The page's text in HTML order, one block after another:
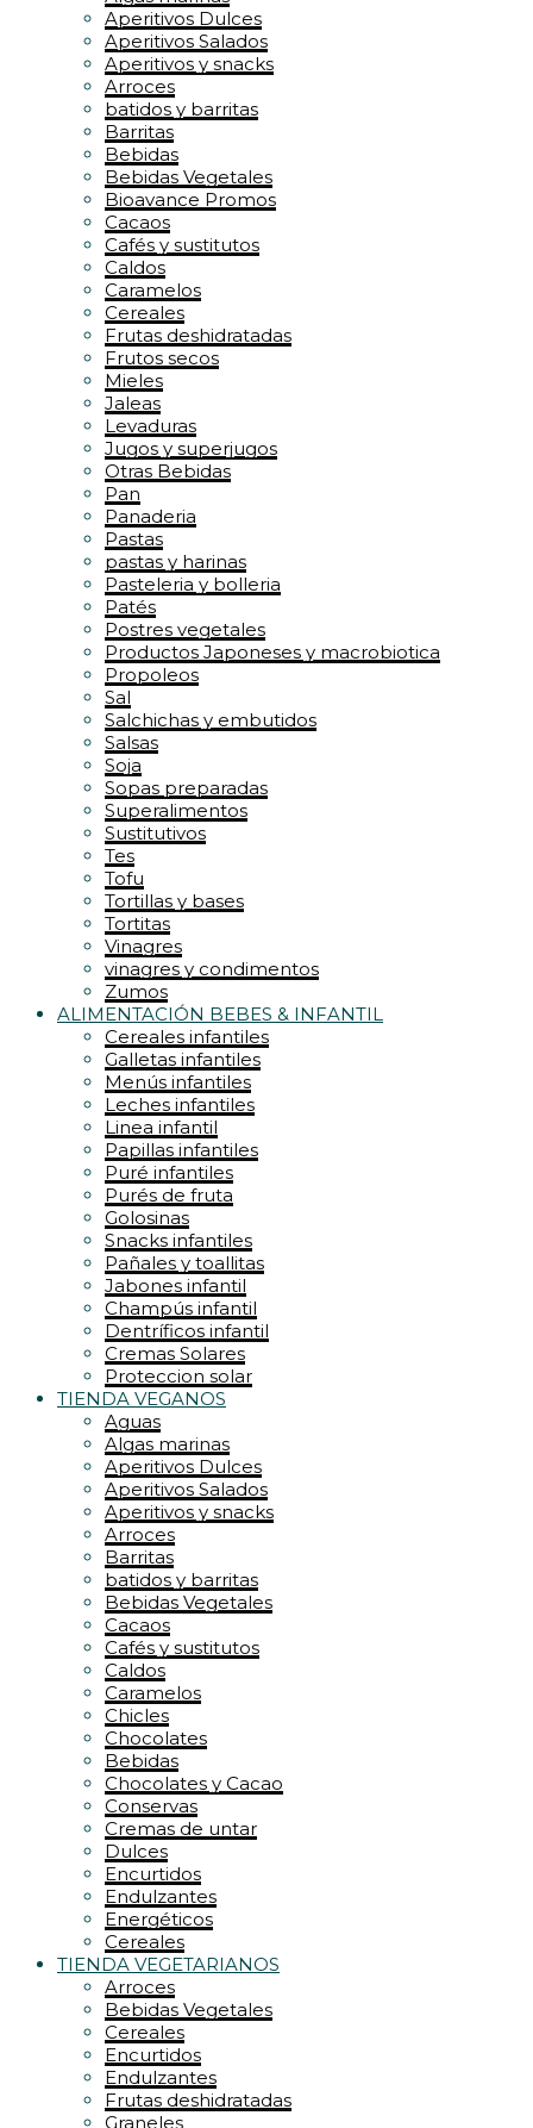
Aperitivos Dulces
Aperitivos Salados
Aperitivos y snacks
Arroces
batidos y barritas
Barritas
Bebidas
Bebidas Vegetales
Bioavance Promos
Cacaos
Cafés y sustitutos
Caldos
Caramelos
Cereales
Frutas deshidratadas
Frutos secos
Mieles
Jaleas
Levaduras
Jugos y superjugos
Otras Bebidas
Pan
Panaderia
Pastas
pastas y harinas
Pasteleria y bolleria
Patés
Postres vegetales
Productos Japoneses y macrobiotica
Propoleos
Sal
Salchichas y embutidos
Salsas
Soja
Sopas preparadas
Superalimentos
Sustitutivos
Tes
Tofu
Tortillas y bases
Tortitas
Vinagres
vinagres y condimentos
Zumos
ALIMENTACIÓN BEBES & INFANTIL
Cereales infantiles
Galletas infantiles
Menús infantiles
Leches infantiles
Linea infantil
Papillas infantiles
Puré infantiles
Purés de fruta
Golosinas
Snacks infantiles
Pañales y toallitas
Jabones infantil
Champús infantil
Dentríficos infantil
Cremas Solares
Proteccion solar
TIENDA VEGANOS
Aguas
Algas marinas
Aperitivos Dulces
Aperitivos Salados
Aperitivos y snacks
Arroces
Barritas
batidos y barritas
Bebidas Vegetales
Cacaos
Cafés y sustitutos
Caldos
Caramelos
Chicles
Chocolates
Bebidas
Chocolates y Cacao
Conservas
Cremas de untar
Dulces
Encurtidos
Endulzantes
Energéticos
Cereales
TIENDA VEGETARIANOS
Arroces
Bebidas Vegetales
Cereales
Encurtidos
Endulzantes
Frutas deshidratadas
Graneles